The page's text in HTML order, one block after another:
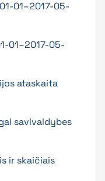
01–2017-05-
01–2017-05-
ataskaita
savivaldybes
ir skaičiais